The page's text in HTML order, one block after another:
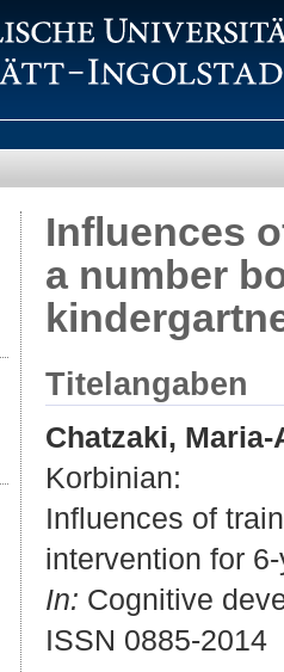
Influences
a number
Titelangaben
Chatzaki,
Korbinian:
Influences of
intervention for
In: Cognitive
ISSN 0885-2014